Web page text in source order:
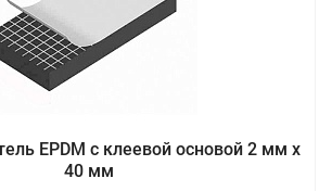
EPDM с клеевой основой 2 мм х
40 мм